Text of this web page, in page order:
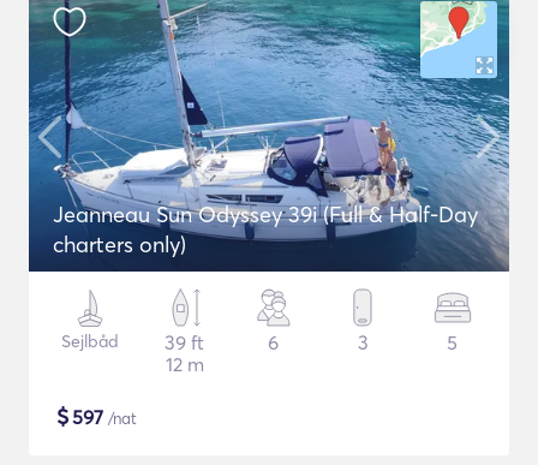
Jeanneau Sun Odyssey 39i (Full & Half-Day
charters only)
Sejlbåd
39 ft
12 m
6 3 5
$597 /nat